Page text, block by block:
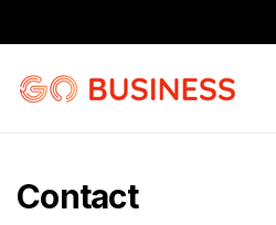
Contact